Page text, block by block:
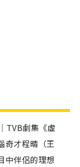
TVB劇集《虛
奇才程晴（王
中伴侶的理想